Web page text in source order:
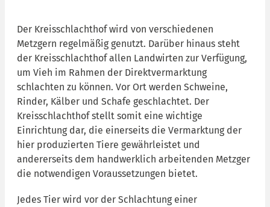
Der Kreisschlachthof wird von verschiedenen
Metzgern regelmäßig genutzt. Darüber hinaus steht
der Kreisschlachthof allen Landwirten zur Verfügung,
um Vieh im Rahmen der Direktvermarktung
schlachten zu können. Vor Ort werden Schweine,
Rinder, Kälber und Schafe geschlachtet. Der
Kreisschlachthof stellt somit eine wichtige
Einrichtung dar, die einerseits die Vermarktung der
hier produzierten Tiere gewährleistet und
andererseits dem handwerklich arbeitenden Metzger
die notwendigen Voraussetzungen bietet.
Jedes Tier wird vor der Schlachtung einer